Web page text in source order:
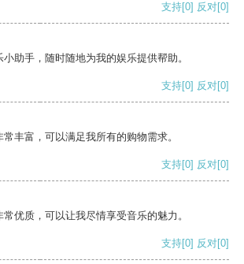
支持[0] 反对[0]
助手，随时随地为我的娱乐提供帮助。
支持[0] 反对[0]
丰富，可以满足我所有的购物需求。
支持[0] 反对[0]
优质，可以让我尽情享受音乐的魅力。
支持[0] 反对[0]